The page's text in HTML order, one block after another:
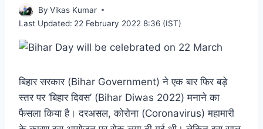
By Vikas Kumar
Last Updated: 22 February 2022 8:36 (IST)
बिहार सरकार (Bihar Government) ने एक बार फिर बड़े
स्तर पर ‘बिहार दिवस’ (Bihar Diwas 2022) मनाने का
फैसला किया है। दरअसल, कोरोना (Coronavirus) महामारी